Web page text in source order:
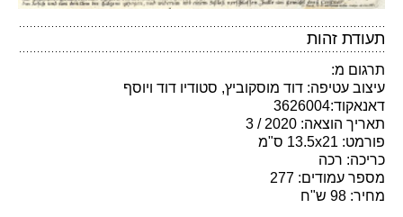
תעודת זהות
תרגום מ:
עיצוב עטיפה: דוד מוסקוביץ, סטודיו דוד ויוסף
דאנאקוד:3626004
תאריך הוצאה: 2020 / 3
פורמט: 13.5x21 ס"מ
כריכה: רכה
מספר עמודים: 277
מחיר: 98 ש"ח